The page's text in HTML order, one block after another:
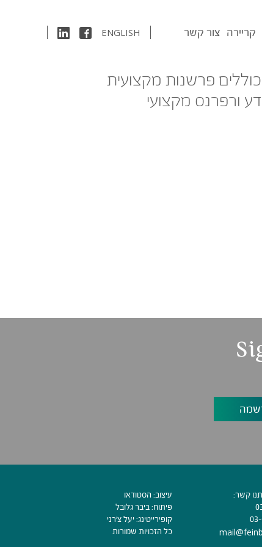
קריירה צור קשר ENGLISH
פרשנות מקצועית
ורפרנס מקצועי
קשר:
עיצוב: הסטודאו
פיתוח:ביבר גלובל
קופירייטינג:יעל צ׳רני
כל הזכויות שמורות